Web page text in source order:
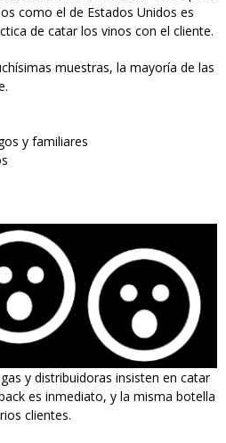
como el de Estados Unidos es
de catar los vinos con el cliente.
muestras, la mayoría de las
y familiares
y distribuidoras insisten en catar
es inmediato, y la misma botella
clientes.